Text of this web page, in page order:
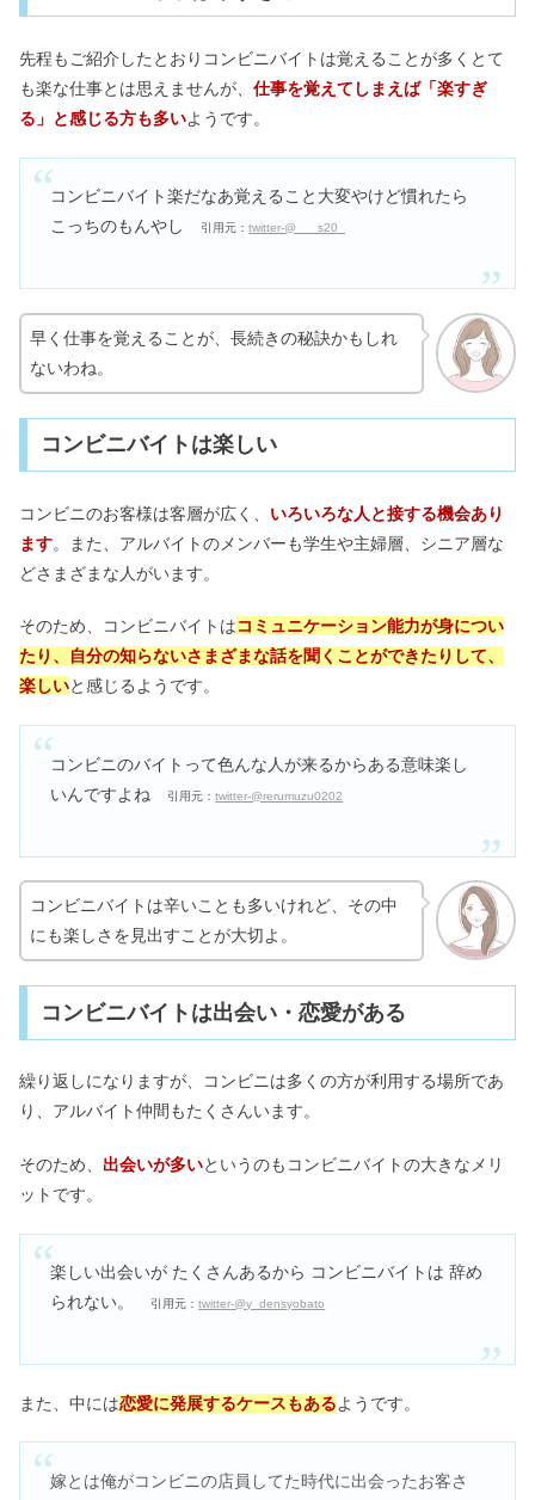
先程もご紹介したとおりコンビニバイトは覚えることが多くとて
も楽な仕事とは思えませんが、 仕事を覚えてしまえば「楽すぎ
る」と感じる方も多いようです。
コンビニバイト楽だなあ覚えること大変やけど慣れたら
こっちのもんやし
引用元：twitter-@___s20_
早く仕事を覚えることが、長続きの秘訣かもしれ
ないわね。
コンビニバイトは楽しい
コンビニのお客様は客層が広く、 いろいろな人と接する機会あり
ます。また、アルバイトのメンバーも学生や主婦層、シニア層な
どさまざまな人がいます。
そのため、コンビニバイトはコミュニケーション能力が身につい
たり、自分の知らないさまざまな話を聞くことができたりして、
楽しいと感じるようです。
コンビニのバイトって色んな人が来るからある意味楽し
いんですよね
引用元：twitter-@rerumuzu0202
コンビニバイトは辛いことも多いけれど、その中
にも楽しさを見出すことが大切よ。
コンビニバイトは出会い・恋愛がある
繰り返しになりますが、コンビニは多くの方が利用する場所であ
り、アルバイト仲間もたくさんいます。
そのため、 出会いが多いというのもコンビニバイトの大きなメリ
ットです。
楽しい出会いが たくさんあるから コンビニバイトは 辞め
られない。
引用元：twitter-@y_densyobato
また、中には恋愛に発展するケースもあるようです。
嫁とは俺がコンビニの店員してた時代に出会ったお客さ